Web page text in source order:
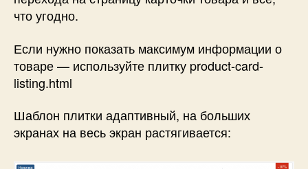
что угодно.
Если нужно показать максимум информации о
товаре — используйте плитку product-card-
listing.html
Шаблон плитки адаптивный, на больших
экранах на весь экран растягивается: